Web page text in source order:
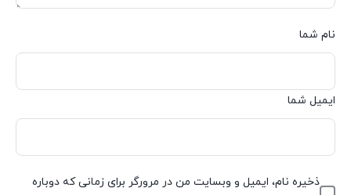
نام شما
ایمیل شما
ذخیره نام، ایمیل و وبسایت من در مرورگر برای زمانی که دوباره